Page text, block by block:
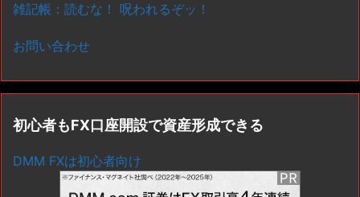
雑記帳：読むな！ 呪われるぞッ！
お問い合わせ
初心者もFX口座開設で資産形成できる
DMM FXは初心者向け